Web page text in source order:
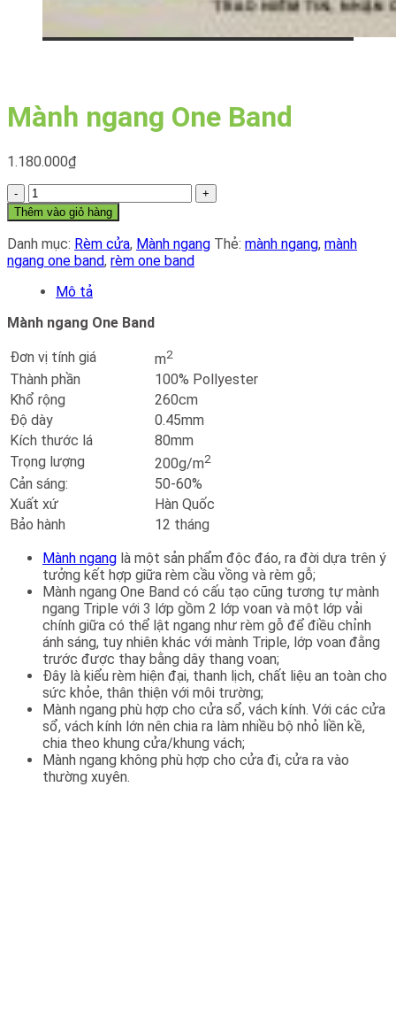
Mành ngang One Band
1.180.000₫
Mành
ngang
One
Band
số
Thêm vào giỏ hàng
Danh mục: Rèm cửa, Mành ngang Thẻ: mành ngang, mành
ngang one band, rèm one band
Mô tả
Mành ngang One Band
Đơn vị tính giá m2
Thành phần
100% Pollyester
Khổ rộng
260cm
Độ dày
0.45mm
Kích thước lá
80mm
Trọng lượng
200g/m2
Cản sáng:
50-60%
Xuất xứ
Hàn Quốc
Bảo hành
12 tháng
Mành ngang là một sản phẩm độc đáo, ra đời dựa trên ý
tưởng kết hợp giữa rèm cầu vồng và rèm gỗ;
Mành ngang One Band có cấu tạo cũng tương tự mành
ngang Triple với 3 lớp gồm 2 lớp voan và một lớp vải
chính giữa có thể lật ngang như rèm gỗ để điều chỉnh
ánh sáng, tuy nhiên khác với mành Triple, lớp voan đằng
trước được thay bằng dây thang voan;
Đây là kiểu rèm hiện đại, thanh lịch, chất liệu an toàn cho
sức khỏe, thân thiện với môi trường;
Mành ngang phù hợp cho cửa sổ, vách kính. Với các cửa
sổ, vách kính lớn nên chia ra làm nhiều bộ nhỏ liền kề,
chia theo khung cửa/khung vách;
Mành ngang không phù hợp cho cửa đi, cửa ra vào
thường xuyên.